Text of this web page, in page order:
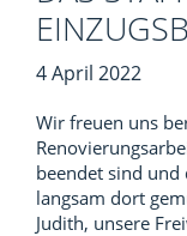
4 April 2022
Wir freuen uns
beendet sind und
langsam dort
Judith, unsere